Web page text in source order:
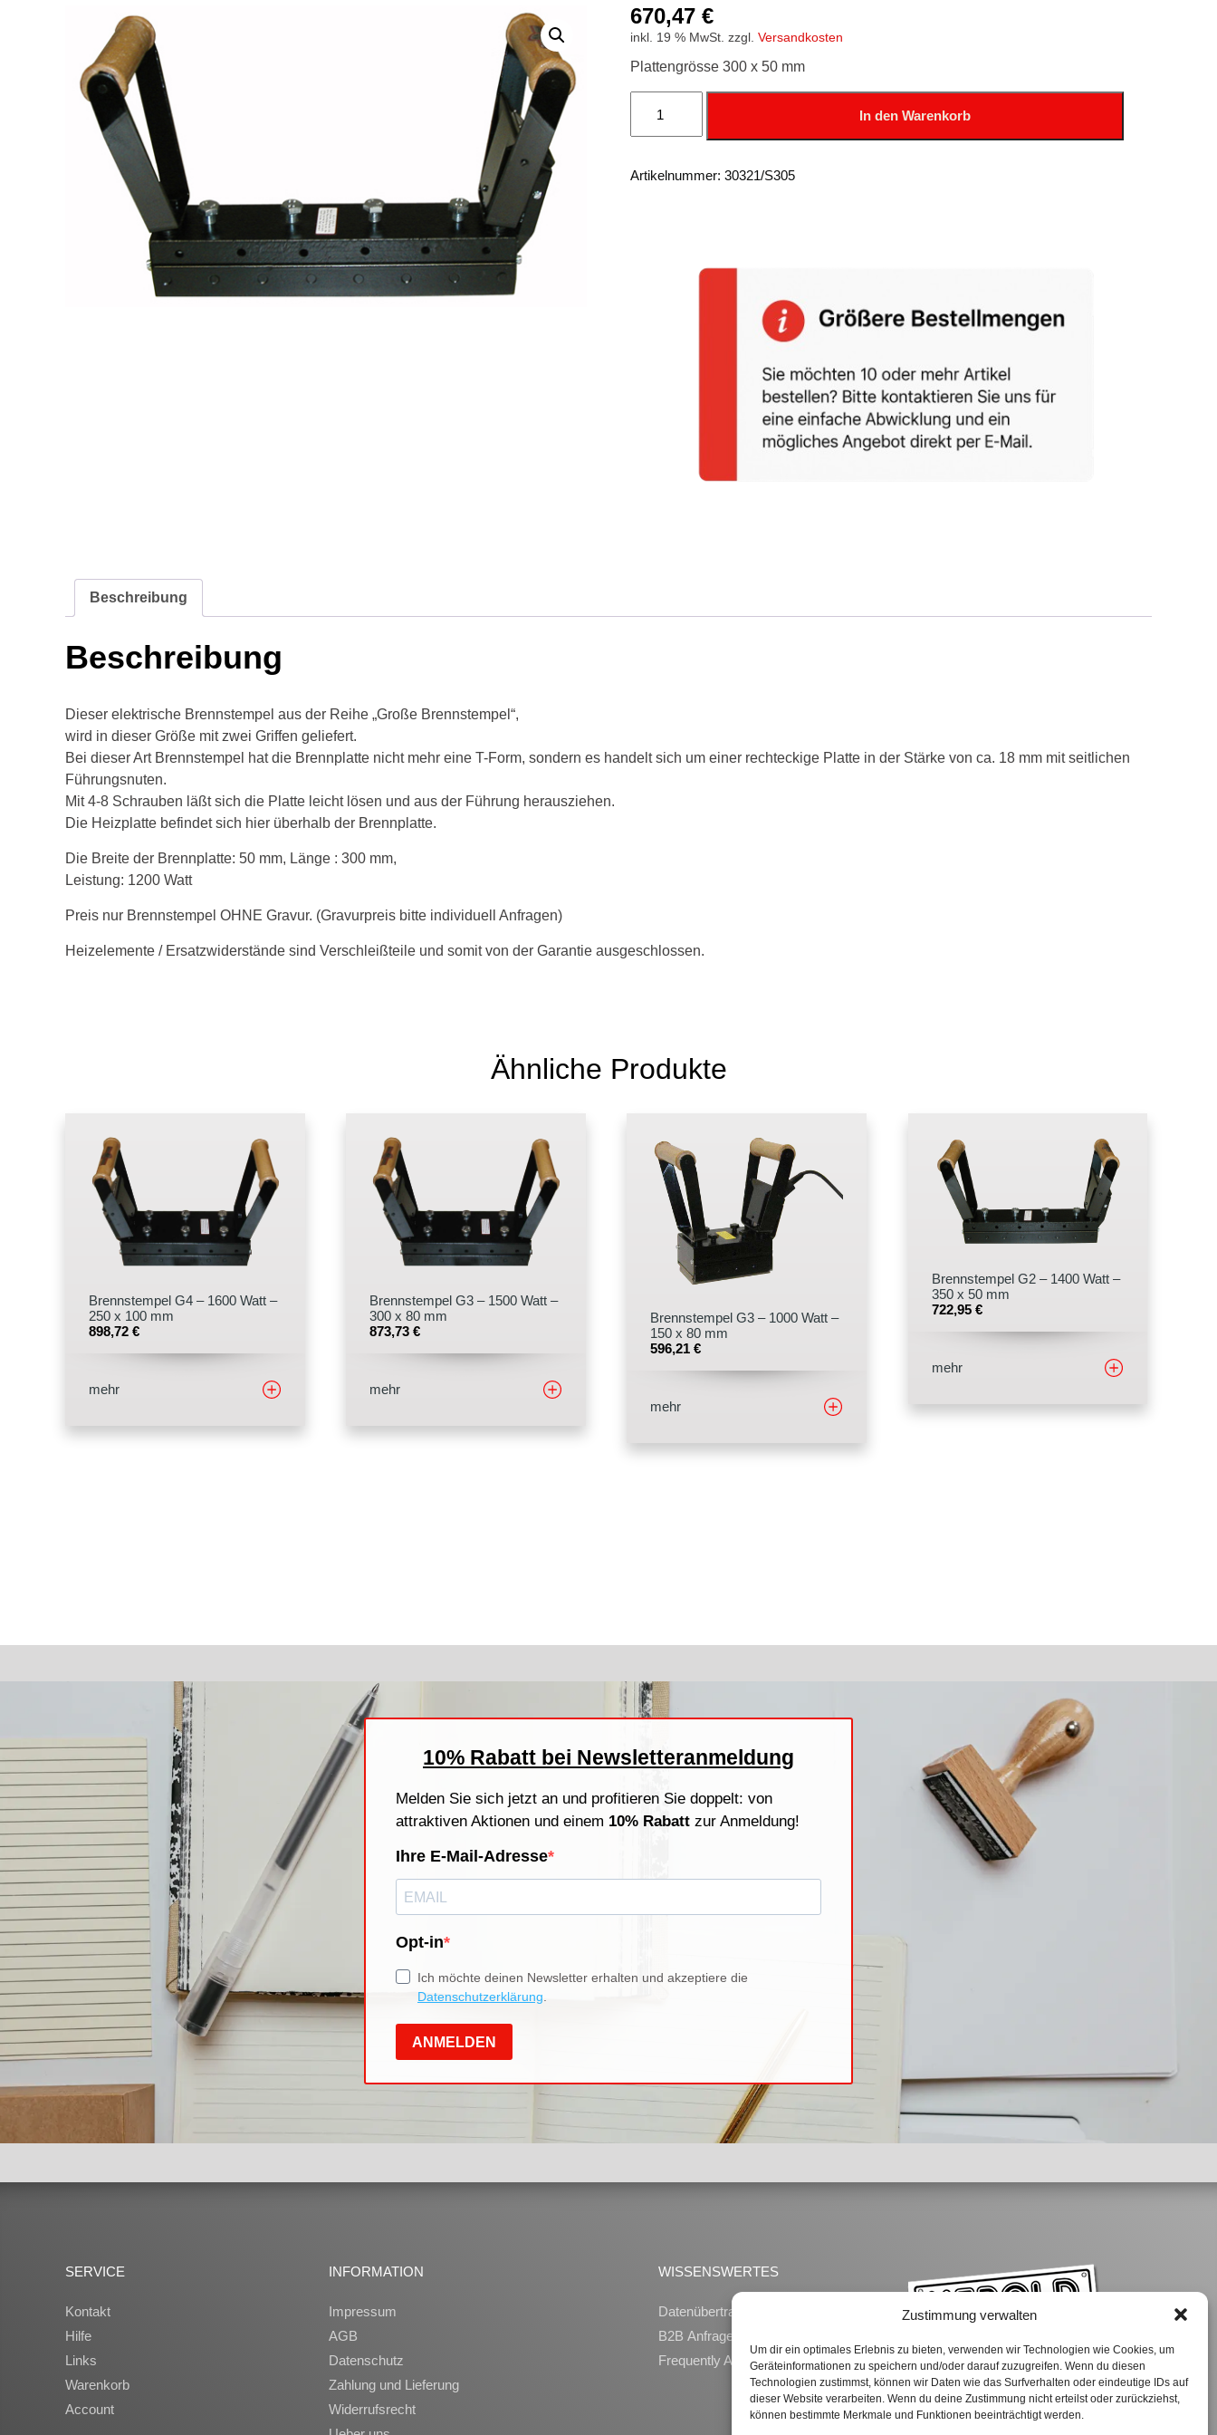
Zustimmung verwalten
Um dir ein optimales Erlebnis zu bieten, verwenden wir Technologien wie Cookies, um
Geräteinformationen zu speichern und/oder darauf zuzugreifen. Wenn du diesen
Technologien zustimmst, können wir Daten wie das Surfverhalten oder eindeutige IDs auf
dieser Website verarbeiten. Wenn du deine Zustimmung nicht erteilst oder zurückziehst,
können bestimmte Merkmale und Funktionen beeinträchtigt werden.
670,47 €
inkl. 19 % MwSt. zzgl. Versandkosten
Plattengrösse 300 x 50 mm
Brennstempel
-
In den Warenkorb
Artikelnummer: 30321/S305
Beschreibung
Beschreibung
Dieser elektrische Brennstempel aus der Reihe „Große Brennstempel“,
wird in dieser Größe mit zwei Griffen geliefert.
Bei dieser Art Brennstempel hat die Brennplatte nicht mehr eine T-Form, sondern es handelt sich um einer rechteckige Platte in der Stärke von ca. 18 mm mit seitlichen
Führungsnuten.
Mit 4-8 Schrauben läßt sich die Platte leicht lösen und aus der Führung herausziehen.
Die Heizplatte befindet sich hier überhalb der Brennplatte.
Die Breite der Brennplatte: 50 mm, Länge : 300 mm,
Leistung: 1200 Watt
Preis nur Brennstempel OHNE Gravur. (Gravurpreis bitte individuell Anfragen)
Heizelemente / Ersatzwiderstände sind Verschleißteile und somit von der Garantie ausgeschlossen.
Ähnliche Produkte
Brennstempel G4 – 1600 Watt –
250 x 100 mm
898,72 €
mehr
Brennstempel G3 – 1500 Watt –
300 x 80 mm
873,73€
mehr
Brennstempel G3 – 1000 Watt –
150 x 80 mm
596,21€
mehr
Brennstempel G2 – 1400 Watt –
350 x 50 mm
722,95 €
mehr
SERVICE
Kontakt
Hilfe
Links
Warenkorb
Account
INFORMATION
Impressum
AGB
Datenschutz
Zahlung und Lieferung
Widerrufsrecht
WISSENSWERTES
Datenübertragung
B2B Anfragen
Frequently Asked Questions
Stempelkissen
Stempelzubehör